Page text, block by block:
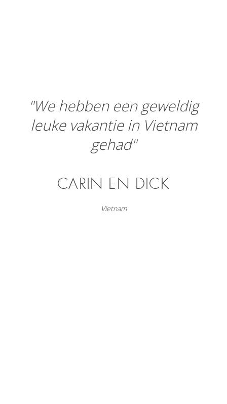
"We hebben een geweldig
leuke vakantie in Vietnam
gehad"
CARIN EN DICK
Vietnam